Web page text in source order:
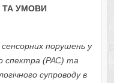
ТА УМОВИ
порушень у
спектра (РАС) та
супроводу в